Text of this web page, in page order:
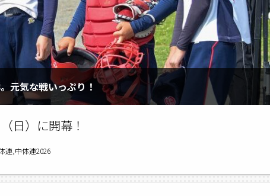
元気な戦いっぷり！
日）に開幕！
連,中体連2026